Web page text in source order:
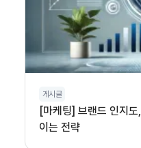
게시글
[마케팅] 브랜드 인지
이는 전략